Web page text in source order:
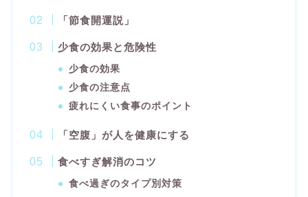
「節食開運説」
少食の効果と危険性
少食の効果
少食の注意点
疲れにくい食事のポイント
「空腹」が人を健康にする
食べすぎ解消のコツ
食べ過ぎのタイプ別対策